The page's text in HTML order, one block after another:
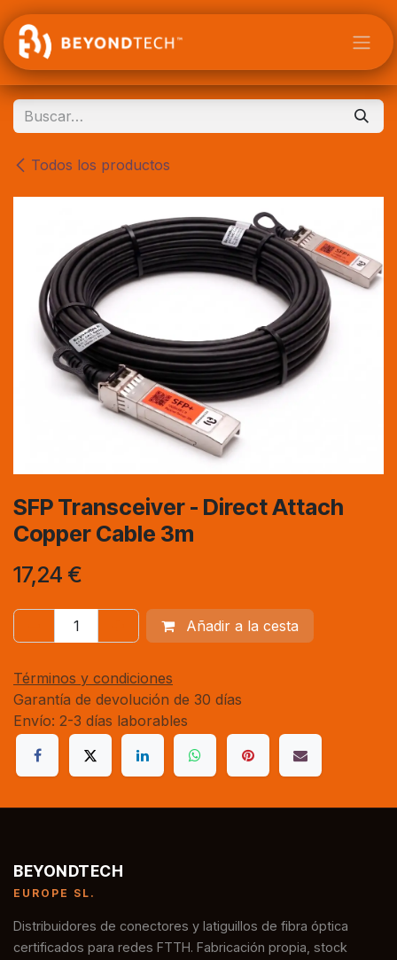
Ir al contenido
Todos los productos
SFP Transceiver - Direct Attach
Copper Cable 3m
17,24 €
Añadir a la cesta
Términos y condiciones
Garantía de devolución de 30 días
Envío: 2-3 días laborables
BEYONDTECH
EUROPE SL.
Distribuidores de conectores y latiguillos de fibra óptica
certificados para redes FTTH. Fabricación propia, stock